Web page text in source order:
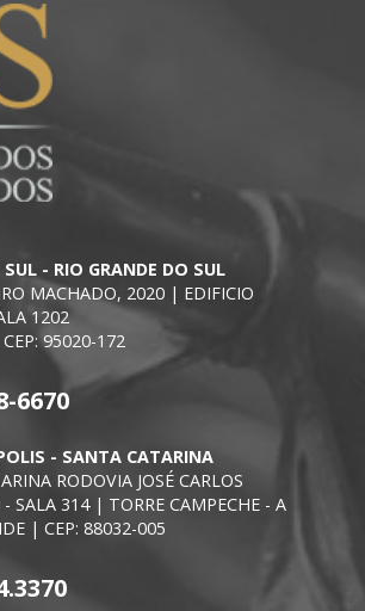
- RIO GRANDE DO SUL
MACHADO, 2020 | EDIFICIO
1202
95020-172
6670
- SANTA CATARINA
RODOVIA JOSÉ CARLOS
SALA 314 | TORRE CAMPECHE - A
| CEP: 88032-005